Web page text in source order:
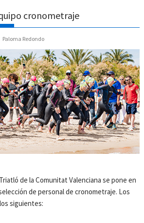
cronometraje
Paloma Redondo
de la Comunitat Valenciana se pone en
de personal de cronometraje. Los
siguientes: